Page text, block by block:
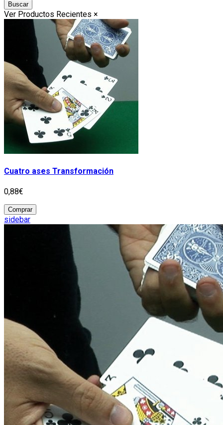
Buscar
Ver Productos Recientes ×
Cuatro ases Transformación
0,88€
Comprar
sidebar